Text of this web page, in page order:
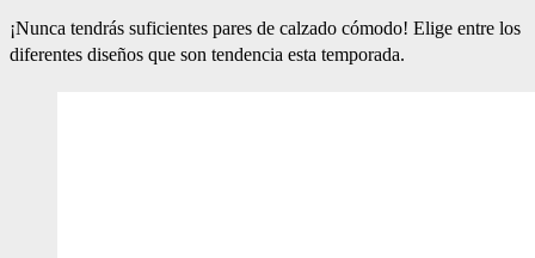
¡Nunca tendrás suficientes pares de calzado cómodo! Elige entre los
diferentes diseños que son tendencia esta temporada.